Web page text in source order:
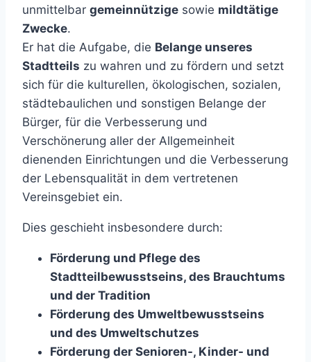
unmittelbar gemeinnützige sowie mildtätige
Zwecke.
Er hat die Aufgabe, die Belange unseres
Stadtteils zu wahren und zu fördern und setzt
sich für die kulturellen, ökologischen, sozialen,
städtebaulichen und sonstigen Belange der
Bürger, für die Verbesserung und
Verschönerung aller der Allgemeinheit
dienenden Einrichtungen und die Verbesserung
der Lebensqualität in dem vertretenen
Vereinsgebiet ein.
Dies geschieht insbesondere durch:
Förderung und Pflege des
Stadtteilbewusstseins, des Brauchtums
und der Tradition
Förderung des Umweltbewusstseins
und des Umweltschutzes
Förderung der Senioren-, Kinder- und